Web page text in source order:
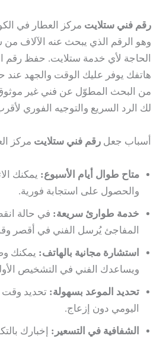
رقم فني ستلايت مركز العطار في
وهو الرقم الذي يبحث عنه الآلاف
الحاجة لأي خدمة ستلايت. حفظ رقم
هاتفك يوفر عليك الوقت والجهد عند
من البحث المطوّل عن فني غير
لك الرد السريع والتوجيه الفوري
أسباب جعل رقم فني ستلايت مركز
متاح طوال أيام الأسبوع: يمكنك
والحصول على استجابة فورية.
خدمة طوارئ سريعة: في حالة
المفاجئ يُرسل الفني في أقصر
استشارة مجانية بالهاتف: يمكنك
ويساعدك الفني في التشخيص
تحديد الموعد بسهولة: تحديد وقت
اليومي دون إزعاج.
الشفافية في التسعير: إخبارك